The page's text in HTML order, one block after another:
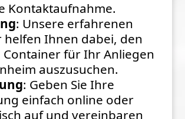
Kontaktaufnahme.
: Unsere erfahrenen
helfen Ihnen dabei, den
Container für Ihr Anliegen
auszusuchen.
: Geben Sie Ihre
einfach online oder
auf und vereinbaren